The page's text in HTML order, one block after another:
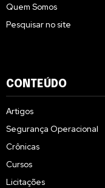
Quem Somos
Pesquisar no site
CONTEÚDO
Artigos
Segurança Operacional
Crônicas
Cursos
Licitações